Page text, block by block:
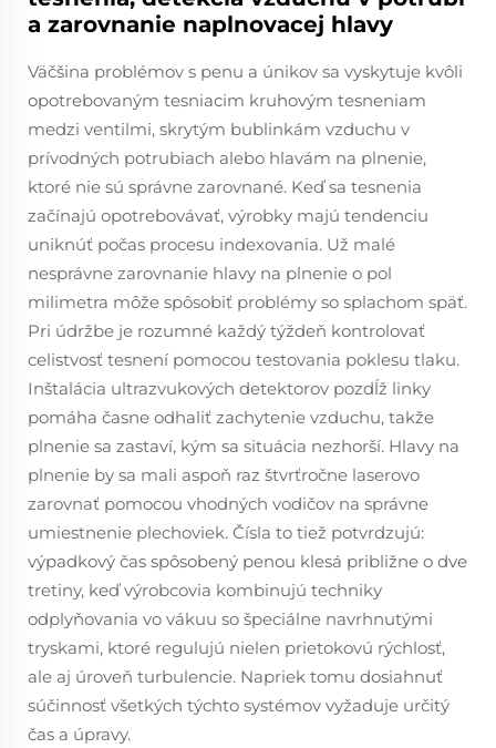
a zarovnanie naplnovacej hlavy
Väčšina problémov s penu a únikov sa vyskytuje kvôli
opotrebovaným tesniacim kruhovým tesneniam
medzi ventilmi, skrytým bublinkám vzduchu v
prívodných potrubiach alebo hlavám na plnenie,
ktoré nie sú správne zarovnané. Keď sa tesnenia
začínajú opotrebovávať, výrobky majú tendenciu
uniknúť počas procesu indexovania. Už malé
nesprávne zarovnanie hlavy na plnenie o pol
milimetra môže spôsobiť problémy so splachom späť.
Pri údržbe je rozumné každý týždeň kontrolovať
celistvosť tesnení pomocou testovania poklesu tlaku.
Inštalácia ultrazvukových detektorov pozdĺž linky
pomáha časne odhaliť zachytenie vzduchu, takže
plnenie sa zastaví, kým sa situácia nezhorší. Hlavy na
plnenie by sa mali aspoň raz štvrťročne laserovo
zarovnať pomocou vhodných vodičov na správne
umiestnenie plechoviek. Čísla to tiež potvrdzujú:
výpadkový čas spôsobený penou klesá približne o dve
tretiny, keď výrobcovia kombinujú techniky
odplyňovania vo vákuu so špeciálne navrhnutými
tryskami, ktoré regulujú nielen prietokovú rýchlosť,
ale aj úroveň turbulencie. Napriek tomu dosiahnuť
súčinnosť všetkých týchto systémov vyžaduje určitý
čas a úpravy.